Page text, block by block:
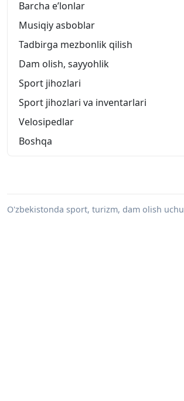
Barcha eʼlonlar
Musiqiy asboblar
Tadbirga mezbonlik qilish
Dam olish, sayyohlik
Sport jihozlari
Sport jihozlari va inventarlari
Velosipedlar
Boshqa
O'zbekistonda sport, turizm, dam olish